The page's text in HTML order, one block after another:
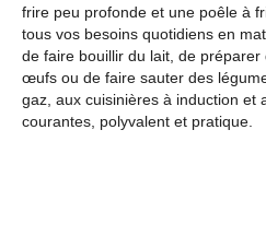
frire peu profonde et une poêle à
tous vos besoins quotidiens en
de faire bouillir du lait, de
œufs ou de faire sauter des
gaz, aux cuisinières à induction et
courantes, polyvalent et pratique.